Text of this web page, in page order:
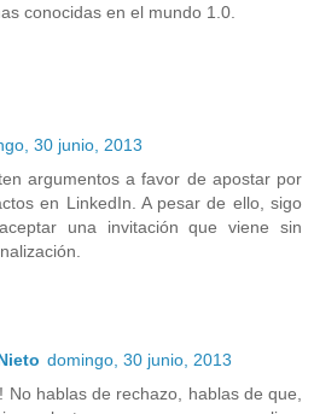
conocidas en el mundo 1.0.
30 junio, 2013
argumentos a favor de apostar por
en LinkedIn. A pesar de ello, sigo
una invitación que viene sin
domingo, 30 junio, 2013
No hablas de rechazo, hablas de que,